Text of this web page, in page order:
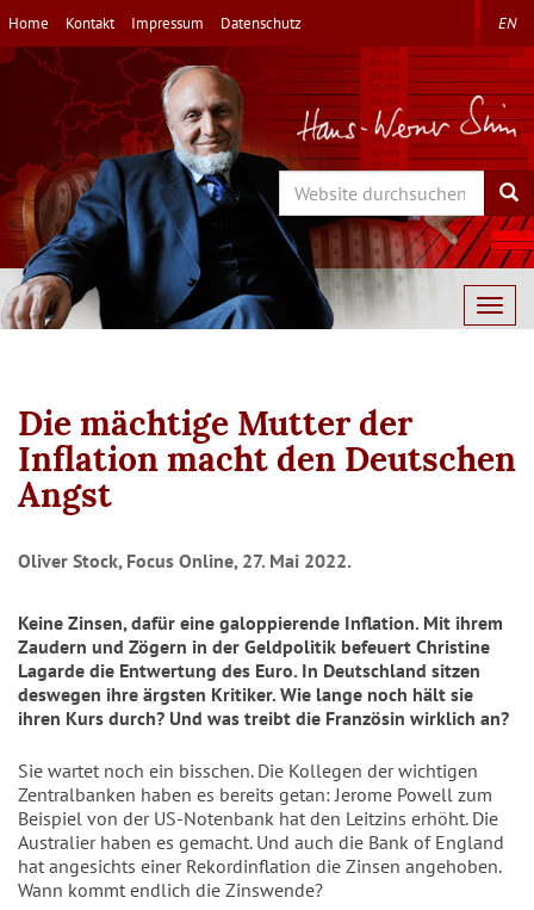
Direkt
zum
Inhalt
Home Kontakt Impressum Datenschutz EN
Search
Die mächtige Mutter der
Inflation macht den Deutschen
Angst
Oliver Stock, Focus Online, 27. Mai 2022.
Keine Zinsen, dafür eine galoppierende Inflation. Mit ihrem
Zaudern und Zögern in der Geldpolitik befeuert Christine
Lagarde die Entwertung des Euro. In Deutschland sitzen
deswegen ihre ärgsten Kritiker. Wie lange noch hält sie
ihren Kurs durch? Und was treibt die Französin wirklich an?
Sie wartet noch ein bisschen. Die Kollegen der wichtigen
Zentralbanken haben es bereits getan: Jerome Powell zum
Beispiel von der US-Notenbank hat den Leitzins erhöht. Die
Australier haben es gemacht. Und auch die Bank of England
hat angesichts einer Rekordinflation die Zinsen angehoben.
Wann kommt endlich die Zinswende?